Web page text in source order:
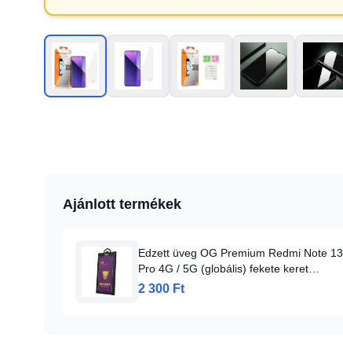
Ajánlott termékek
Edzett üveg OG Premium Redmi Note 13
Pro 4G / 5G (globális) fekete keret
üvegfólia
2 300 Ft